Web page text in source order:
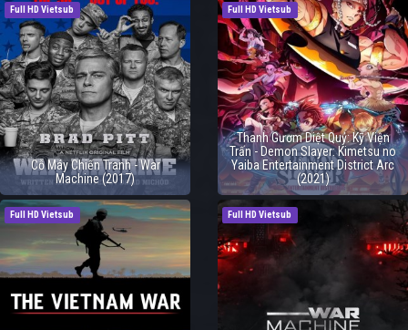
Full HD Vietsub
Cỗ Máy Chiến Tranh - War
Machine (2017)
Full HD Vietsub
Thanh Gươm Diệt Quỷ: Kỹ Viện
Trấn - Demon Slayer: Kimetsu no
Yaiba Entertainment District Arc
(2021)
Full HD Vietsub Full HD Vietsub